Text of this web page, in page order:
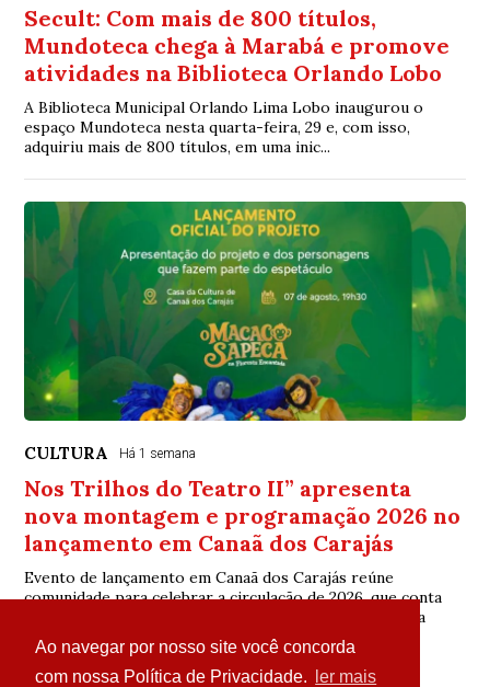
Ao navegar por nosso site você concorda
com nossa Política de Privacidade.
ler mais
Secult: Com mais de 800 títulos,
Mundoteca chega à Marabá e promove
atividades na Biblioteca Orlando Lobo
A Biblioteca Municipal Orlando Lima Lobo inaugurou o
espaço Mundoteca nesta quarta-feira, 29 e, com isso,
adquiriu mais de 800 títulos, em uma inic...
CULTURA Há 1 semana
Nos Trilhos do Teatro II” apresenta
nova montagem e programação 2026 no
lançamento em Canaã dos Carajás
Evento de lançamento em Canaã dos Carajás reúne
comunidade para celebrar a circulação de 2026, que conta
com o patrocínio da Vale, via Lei de Incentivo à Cultura